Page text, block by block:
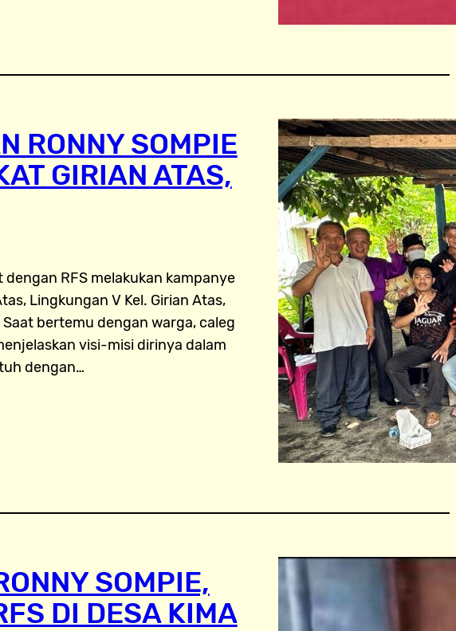
RONNY SOMPIE
GIRIAN ATAS,
RFS melakukan kampanye
Lingkungan V Kel. Girian Atas,
bertemu dengan warga, caleg
visi-misi dirinya dalam
dengan…
SOMPIE,
DI DESA KIMA